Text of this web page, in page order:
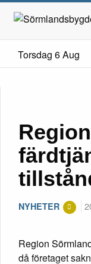
Torsdag 6 Aug
NYHETER
Region
då företaget